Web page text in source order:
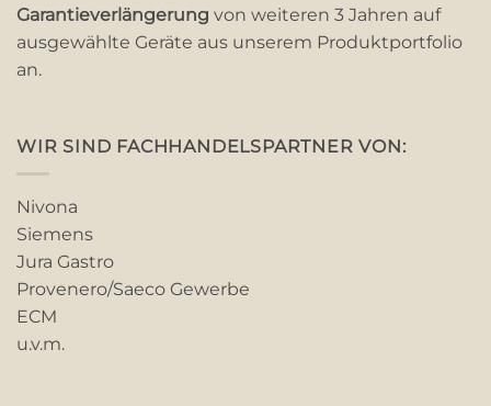
Garantieverlängerung von weiteren 3 Jahren auf
ausgewählte Geräte aus unserem Produktportfolio
an.
WIR SIND FACHHANDELSPARTNER VON:
Nivona
Siemens
Jura Gastro
Provenero/Saeco Gewerbe
ECM
u.v.m.